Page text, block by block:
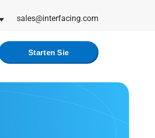
sales@interfacing.com
Starten Sie